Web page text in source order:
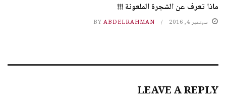
ماذا تعرف عن الشجرة الملعونة !!!
سبتمبر 4, 2016 BY ABDELRAHMAN
LEAVE A REPLY